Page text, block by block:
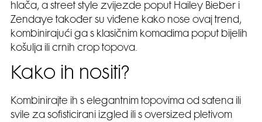
hlača, a street style zvijezde poput Hailey Bieber i
Zendaye također su viđene kako nose ovaj trend,
kombinirajući ga s klasičnim komadima poput bijelih
košulja ili crnih crop topova.
Kako ih nositi?
Kombinirajte ih s elegantnim topovima od satena ili
svile za sofisticirani izgled ili s oversized pletivom